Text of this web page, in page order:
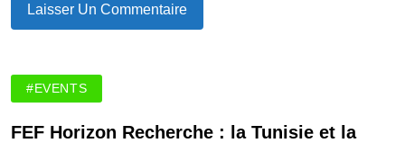
#EVENTS
FEF Horizon Recherche : la Tunisie et la